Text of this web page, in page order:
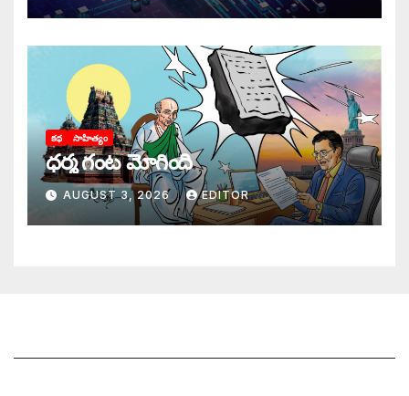
కథ సాహిత్యం
ధర్మ గంట మోగింది
AUGUST 3, 2026 EDITOR